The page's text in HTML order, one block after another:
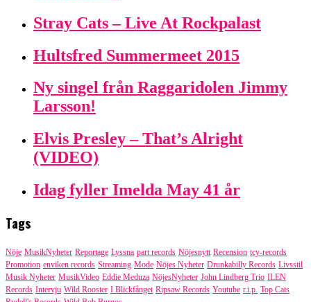
Stray Cats – Live At Rockpalast
Hultsfred Summermeet 2015
Ny singel från Raggaridolen Jimmy
Larsson!
Elvis Presley – That’s Alright
(VIDEO)
Idag fyller Imelda May 41 år
Tags
Nöje MusikNyheter Reportage Lyssna part records Nöjesnytt Recension tcy-records
Promotion enviken records Streaming Mode Nöjes Nyheter Drunkabilly Records Livsstil
Musik Nyheter MusikVideo Eddie Meduza NöjesNyheter John Lindberg Trio ILEN
Records Intervju Wild Rooster I Blickfånget Ripsaw Records Youtube r.i.p. Top Cats